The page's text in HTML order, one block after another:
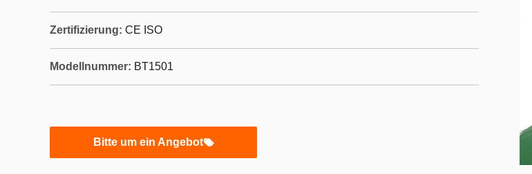
Zertifizierung: CE ISO
Modellnummer: BT1501
Bitte um ein Angebot